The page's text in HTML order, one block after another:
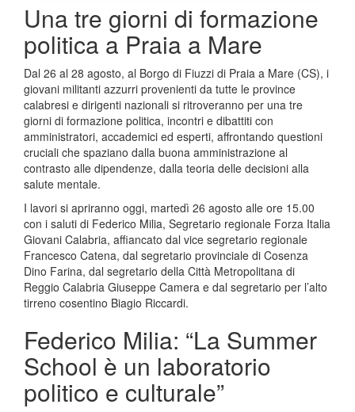
Una tre giorni di formazione
politica a Praia a Mare
Dal 26 al 28 agosto, al Borgo di Fiuzzi di Praia a Mare (CS), i
giovani militanti azzurri provenienti da tutte le province
calabresi e dirigenti nazionali si ritroveranno per una tre
giorni di formazione politica, incontri e dibattiti con
amministratori, accademici ed esperti, affrontando questioni
cruciali che spaziano dalla buona amministrazione al
contrasto alle dipendenze, dalla teoria delle decisioni alla
salute mentale.
I lavori si apriranno oggi, martedì 26 agosto alle ore 15.00
con i saluti di Federico Milia, Segretario regionale Forza Italia
Giovani Calabria, affiancato dal vice segretario regionale
Francesco Catena, dal segretario provinciale di Cosenza
Dino Farina, dal segretario della Città Metropolitana di
Reggio Calabria Giuseppe Camera e dal segretario per l’alto
tirreno cosentino Biagio Riccardi.
Federico Milia: “La Summer
School è un laboratorio
politico e culturale”